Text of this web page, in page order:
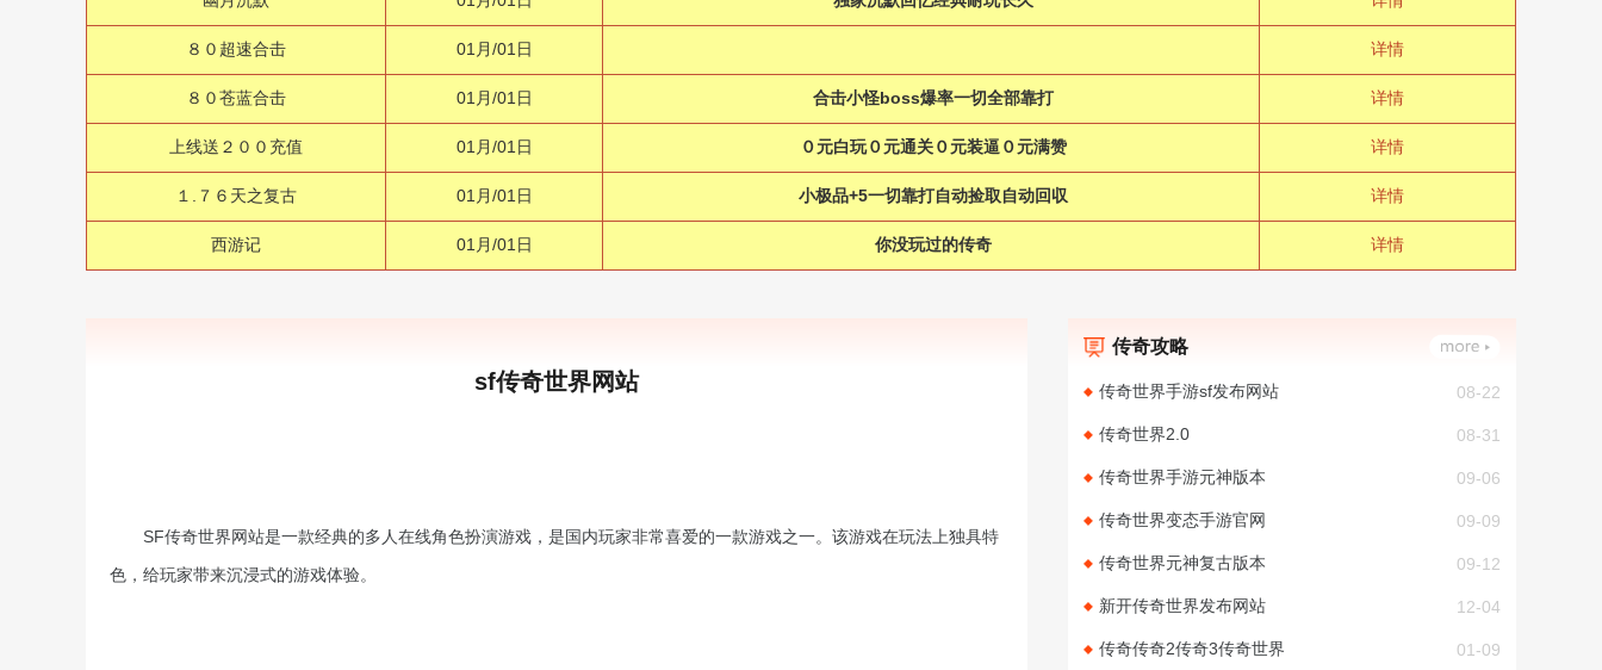
８０超速合击 01月/01日 详情
８０苍蓝合击 01月/01日 合击小怪boss爆率一切全部靠打 详情
上线送２００充值 01月/01日 ０元白玩０元通关０元装逼０元满赞 详情
１.７６天之复古 01月/01日 小极品+5一切靠打自动捡取自动回収 详情
西游记 01月/01日 你没玩过的传奇 详情
sf传奇世界网站
SF传奇世界网站是一款经典的多人在线角色扮演游戏，是国内玩家非常喜爱的一款游戏之一。该游戏在玩法上独具特
色，给玩家带来沉浸式的游戏体验。
传奇攻略
传奇世界手游sf发布网站 08-22
传奇世界2.0 08-31
传奇世界手游元神版本 09-06
传奇世界变态手游官网 09-09
传奇世界元神复古版本 09-12
新开传奇世界发布网站 12-04
传奇传奇2传奇3传奇世界 01-09